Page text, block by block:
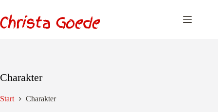
springen
Charakter
Start Charakter